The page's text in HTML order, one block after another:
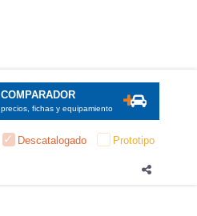
COMPARADOR
precios, fichas y equipamiento
Descatalogado Prototipo